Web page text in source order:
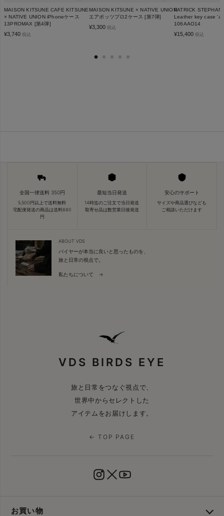
MAISON KITSUNE CAFE KITSUNE
× NATIVE UNION iPhoneケース
13PROMAX [第4弾]
¥3,740 税込
MAISON KITSUNE × NATIVE UNION
エアポッツプロ2ケース [第7弾]
¥3,300 税込
PATRICK
Leather key case
106AAO14
¥15,400 税込
全国一律送料 350円
5,500円以上で送料無料
宅配便発送の商品は送料880
円
最短当日発送
14時迄のご注文で当日発送
取寄せ品は数営業日後発送
安心のサポート
サイズや商品選びなども
ご相談いただけます
ABOUT VDS
バイヤーが本当に良いと思ったものを、
旅と日常の視点で。
私たちについて →
VDS BIRDS EYE
旅と日常をつなぐ視点で、
世界中からセレクトした
アイテムをお届けします。
← TOP PAGE
お買い物